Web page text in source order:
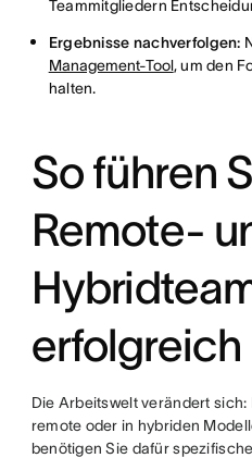
Teammitgliedern
Ergebnisse nachverfolgen:
Management-Tool, um den
halten.
So führen
Remote-
erfolgreich
Die Arbeitswelt verändert
remote oder in hybriden
benötigen Sie dafür